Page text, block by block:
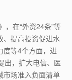
，在“外资24条”等
、提高投资促进水
度等4个方面，进
出，扩大电信、医
市场准入负面清单